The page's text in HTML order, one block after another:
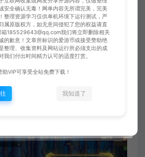
安全确认无毒！网单内容无所谓完美，完美
整理资源学习仅供单机环境下运行测试，严
属原版权方，如无意间侵犯了您的权益请直
箱185529643@qq.com我们将立即删除相关
的歉意！文章所标识的爱游币或接受赞助绝
整理、收集资料及网站运行所必须支出的成
我们付出时间精力认可的适度打赏。
助VIP可享受全站免费下载！
我知道了